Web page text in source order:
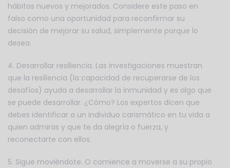
hábitos nuevos y mejorados. Considere este paso en
falso como una oportunidad para reconfirmar su
decisión de mejorar su salud, simplemente porque lo
desea.
4. Desarrollar resiliencia. Las investigaciones muestran
que la resiliencia (la capacidad de recuperarse de los
desafíos) ayuda a desarrollar la inmunidad y es algo que
se puede desarrollar. ¿Cómo? Los expertos dicen que
debes identificar a un individuo carismático en tu vida a
quien admiras y que te da alegría o fuerza, y
reconectarte con ellos.
5. Sigue moviéndote. O comience a moverse a su propio